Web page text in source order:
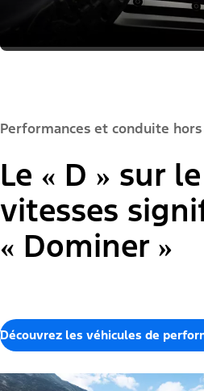
Performances et conduite
Le « D » sur
vitesses
« Dominer »
Découvrez les véhicules de